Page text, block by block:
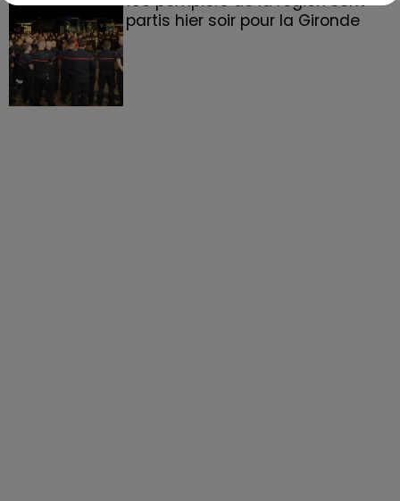
partis hier soir pour la Gironde